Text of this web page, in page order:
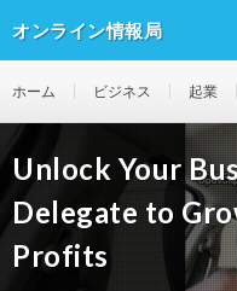
オンライン情報局
ホーム ビジネス 起業
Unlock Your
Delegate to
Profits